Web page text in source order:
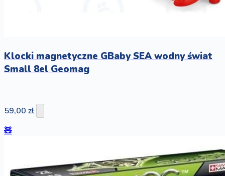
Klocki magnetyczne GBaby SEA wodny świat
Small 8el Geomag
59,00 zł
🧸